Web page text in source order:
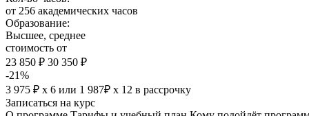
от 256 академических часов
Образование:
Высшее, среднее
стоимость от
23 850 ₽ 30 350 ₽
-21%
3 975 ₽ х 6 или 1 987₽ х 12 в рассрочку
Записаться на курс